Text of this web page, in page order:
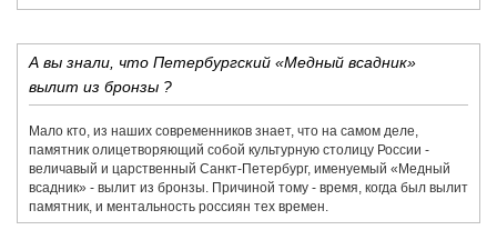
А вы знали, что Петербургский «Медный всадник»
вылит из бронзы ?
Мало кто, из наших современников знает, что на самом деле,
памятник олицетворяющий собой культурную столицу России -
величавый и царственный Санкт-Петербург, именуемый «Медный
всадник» - вылит из бронзы. Причиной тому - время, когда был вылит
памятник, и ментальность россиян тех времен.